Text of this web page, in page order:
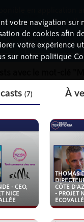
THÉMATIQUE
(7) À
- CEO,
NICE
THOMAS
CÔTE
- PROJET
votre navigation sur
de cookies afin
votre expérience
sur notre politique
dessous pour
Télécharger